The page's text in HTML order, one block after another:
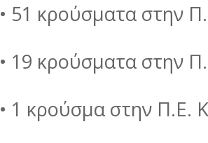
• 51 κρούσματα στην
• 19 κρούσματα στην
• 1 κρούσμα στην Π.Ε.